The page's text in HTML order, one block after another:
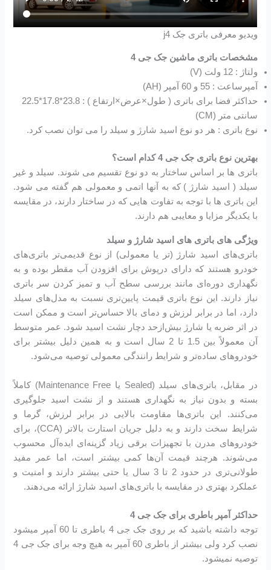
ویدیو معرفی باتری جک j4
مشخصات باتری ماشین جک جی 4
ولتاژ : 12 ولت (V)
آمپرساعت : 55 و 60 آمپر (AH)
حداکثر فضا برای باتری ( طول×عرض×ارتفاع ) : 23.8*17.8*22.5
سانتی متر (CM)
نوع باتری : هر دو نوع اسید شارژ و سیلد را می توان نصب کرد.
بهترین نوع باتری جک جی 4 کدام است؟
باتری ها بر اساس ساختار به دو نوع تقسیم می شوند. سیلد و غیر
سیلد ( اسید شارژ ) که به آنها اتمی و معمولی هم گفته می شود.
این باتری ها با توجه به تفاوت هایی که در ساختار دارند، در مقایسه
با یکدیگر مزایا و معایبی هم دارند.
ویژگی های باتری های اسید شارژ و سیلد
باتری‌های اسید شارژ (تر یا معمولی) از نوع قدیمی‌تر باتری‌های
خودرو هستند که دارای درپوش برای افزودن آب مقطر بوده و به
نگهداری دوره‌ای مانند بررسی سطح آب و تمیز کردن سر باتری
نیاز دارند. این نوع باتری قیمت پایین‌تری نسبت به مدل‌های سیلد
دارد، اما در برابر لرزش و دمای بالا حساس‌تر است و ممکن است
در اثر ضربه یا شارژ بیش‌ازحد دچار نشت اسید شود. عمر متوسط
آن معمولاً بین 1.5 تا 2 سال است و به همین دلیل بیشتر برای
خودروهای ساده‌تر و شرایط رانندگی معمولی توصیه می‌شود.
در مقابل، باتری‌های سیلد (Sealed یا Maintenance Free) کاملاً
بسته و بدون نیاز به نگهداری هستند و از نشت اسید جلوگیری
می‌کنند. این باتری‌ها مقاومت بالایی در برابر لرزش، گرما و
شرایط سخت دارند و به دلیل جریان استارت بالاتر (CCA)، برای
خودروهای مدرن با تجهیزات برقی زیاد گزینه‌ای ایده‌آل محسوب
می‌شوند. هرچند قیمت آن‌ها کمی بیشتر است، اما عمر مفید
طولانی‌تری در حدود 2 تا 3 سال یا حتی بیشتر دارند و امنیت و
عملکرد بهتری در مقایسه با باتری‌های اسید شارژ ارائه می‌دهند.
حداکثر آمپر باطری برای جک جی 4
توجه داشته باشید که بر روی جک جی 4 باطری تا 60 آمپر میشود
نصب کرد ولی بیشتر از باطری 60 آمپر به هیچ وجه برای جک جی 4
توصیه نمیشود.